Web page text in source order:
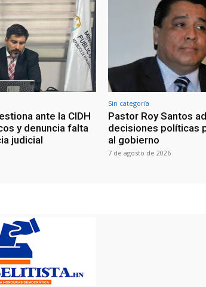
ante la CIDH
y denuncia falta
judicial
Sin categoría
Pastor Roy Santos
decisiones políticas
al gobierno
7 de agosto de 2026